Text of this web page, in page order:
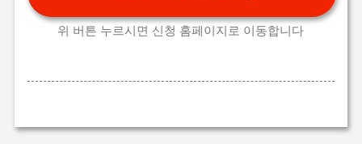
위 버튼 누르시면 신청 홈페이지로 이동합니다